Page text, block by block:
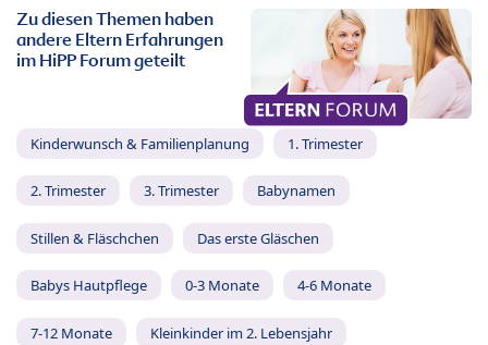
Zu diesen Themen haben
andere Eltern Erfahrungen
im HiPP Forum geteilt
Kinderwunsch & Familienplanung 1. Trimester
2. Trimester 3. Trimester Babynamen
Stillen & Fläschchen Das erste Gläschen
Babys Hautpflege 0-3 Monate 4-6 Monate
7-12 Monate Kleinkinder im 2. Lebensjahr